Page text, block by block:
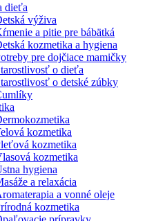
dieťa
výživa
a pitie pre bábätká
kozmetika a hygiena
pre dojčiace mamičky
o dieťa
o detské zúbky
kozmetika
kozmetika
kozmetika
hygiena
a relaxácia
a vonné oleje
kozmetika